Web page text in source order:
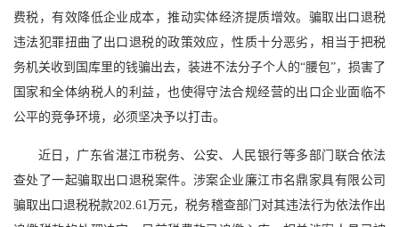
费税，有效降低企业成本，推动实体经济提质增效。骗取出口退税
违法犯罪扭曲了出口退税的政策效应，性质十分恶劣，相当于把税
务机关收到国库里的钱骗出去，装进不法分子个人的“腰包”，损害了
国家和全体纳税人的利益，也使得守法合规经营的出口企业面临不
公平的竞争环境，必须坚决予以打击。
近日，广东省湛江市税务、公安、人民银行等多部门联合依法
查处了一起骗取出口退税案件。涉案企业廉江市名鼎家具有限公司
骗取出口退税税款202.61万元，税务稽查部门对其违法行为依法作出